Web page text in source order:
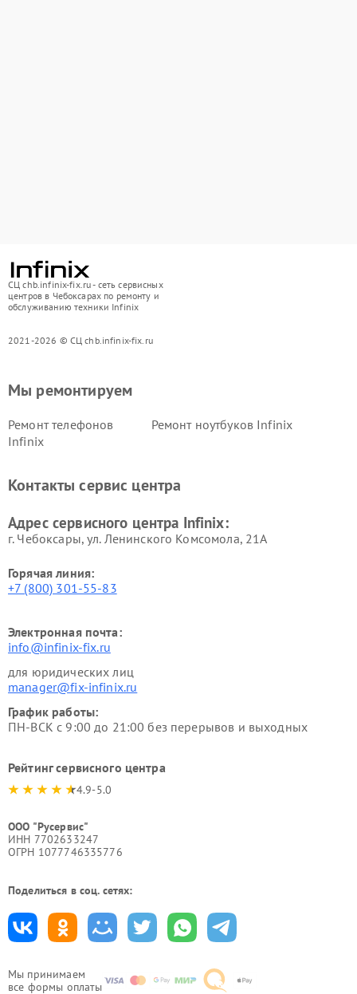
СЦ chb.infinix-fix.ru - сеть сервисных
центров в Чебоксарах по ремонту и
обслуживанию техники Infinix
2021-2026 © СЦ chb.infinix-fix.ru
Мы принимаем
все формы оплаты
Мы ремонтируем
Ремонт телефонов
Infinix
Ремонт ноутбуков Infinix
Контакты сервис центра
Адрес сервисного центра Infinix:
г. Чебоксары, ул. Ленинского Комсомола, 21А
Горячая линия:
+7 (800) 301-55-83
Электронная почта:
info@infinix-fix.ru
для юридических лиц
manager@fix-infinix.ru
График работы:
ПН-ВСК с 9:00 до 21:00 без перерывов и выходных
Рейтинг сервисного центра
4.9-5.0
ООО "Русервис"
ИНН 7702633247
ОГРН 1077746335776
Поделиться в соц. сетях: